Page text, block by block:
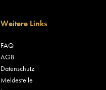
Weitere Links
FAQ
AGB
Datenschutz
Meldestelle